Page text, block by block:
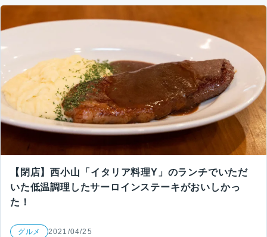
【閉店】西小山「イタリア料理Y」のランチでいただ
いた低温調理したサーロインステーキがおいしかっ
た！
グルメ 2021/04/25